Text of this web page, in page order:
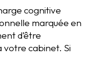
cognitive
marquée en
d’être
cabinet. Si